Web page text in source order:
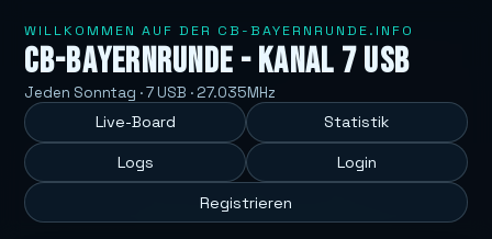
WILLKOMMEN AUF DER CB-BAYERNRUNDE.INFO
CB-Bayernrunde - Kanal 7 USB
Jeden Sonntag · 7 USB · 27.035MHz
Live-Board Statistik
Logs Login
Registrieren